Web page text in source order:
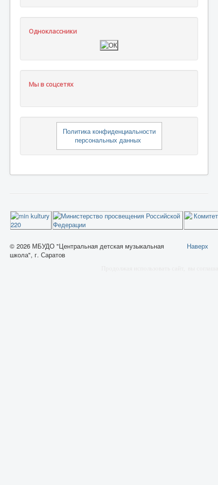
Одноклассники
Мы в соцсетях
Политика конфиденциальности
персональных данных
Наверх
© 2026 МБУДО "Центральная детская музыкальная
школа", г. Саратов